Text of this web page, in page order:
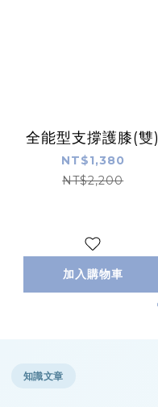
全能型支撐護膝(雙)
NT$1,380
NT$2,200
加入購物車
知識文章